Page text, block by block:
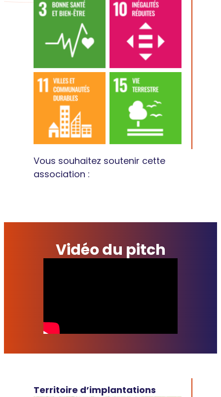
Vous souhaitez soutenir cette
association :
Vidéo du pitch
Territoire d’implantations